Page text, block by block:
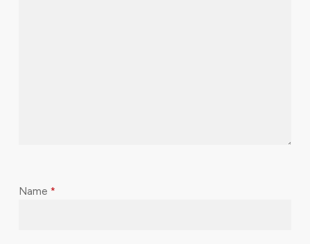
Name *